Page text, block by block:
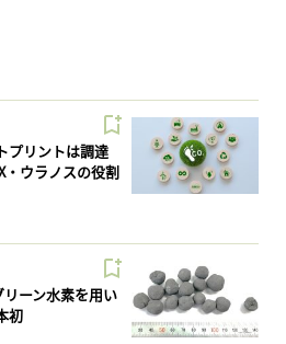
プリントは調達
・ウラノスの役割
リーン水素を用い
初